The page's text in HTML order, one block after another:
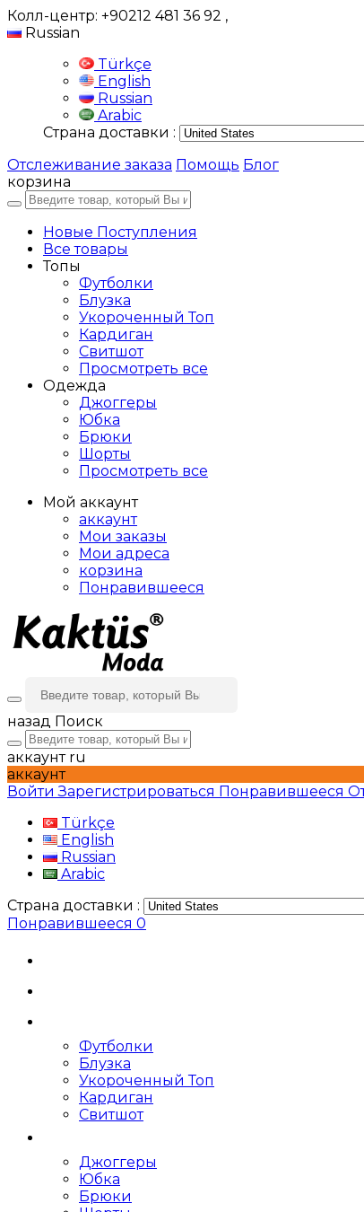
Колл-центр: +90212 481 36 92 ,
Russian
Türkçe
English
Russian
Arabic
Страна доставки :
Отслеживание заказа Помощь Блог
корзина
Новые Поступления
Все товары
Топы
Футболки
Блузка
Укороченный Топ
Кардиган
Свитшот
Просмотреть все
Одежда
Джоггеры
Юбка
Брюки
Шорты
Просмотреть все
Мой аккаунт
аккаунт
Мои заказы
Мои адреса
корзина
Понравившееся
назад Поиск
аккаунт ru
аккаунт
ВойтиЗарегистрироваться Понравившееся
Türkçe
English
Russian
Arabic
Страна доставки :
Понравившееся 0
Футболки
Блузка
Укороченный Топ
Кардиган
Свитшот
Джоггеры
Юбка
Брюки